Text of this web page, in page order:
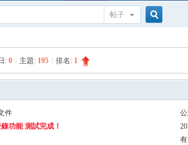
帖子
: 0 主題: 195 排名: 1
件
功能 測試完成！